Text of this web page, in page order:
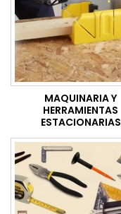
MAQUINARIA Y
HERRAMIENTAS
ESTACIONARIAS